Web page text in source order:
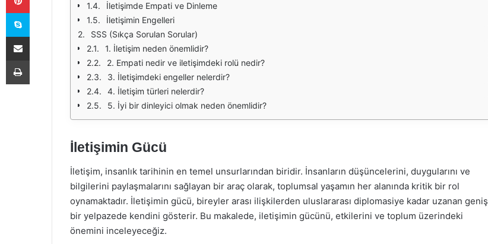
İletişimde Empati ve Dinleme
İletişimin Engelleri
SSS (Sıkça Sorulan Sorular)
1. İletişim neden önemlidir?
2. Empati nedir ve iletişimdeki rolü nedir?
3. İletişimdeki engeller nelerdir?
4. İletişim türleri nelerdir?
5. İyi bir dinleyici olmak neden önemlidir?
İletişimin Gücü
İletişim, insanlık tarihinin en temel unsurlarından biridir. İnsanların düşüncelerini, duygularını ve
bilgilerini paylaşmalarını sağlayan bir araç olarak, toplumsal yaşamın her alanında kritik bir rol
oynamaktadır. İletişimin gücü, bireyler arası ilişkilerden uluslararası diplomasiye kadar uzanan geniş
bir yelpazede kendini gösterir. Bu makalede, iletişimin gücünü, etkilerini ve toplum üzerindeki
önemini inceleyeceğiz.
Skype
E-Posta ile paylaş